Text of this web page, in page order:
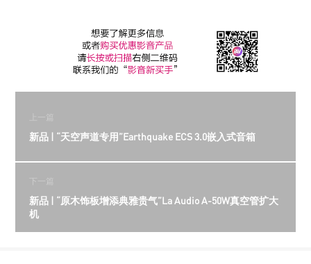
上一篇
新品 | “天空声道专用”Earthquake ECS 3.0嵌入式音箱
下一篇
新品 | “原木饰板增添典雅贵气”La Audio A-50W真空管扩大
机